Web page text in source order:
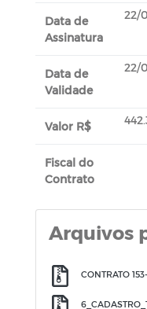
Data de
Assinatura
22/
Data de
Validade
22/
Valor R$
Fiscal do
Contrato
Arquivos
CONTRATO